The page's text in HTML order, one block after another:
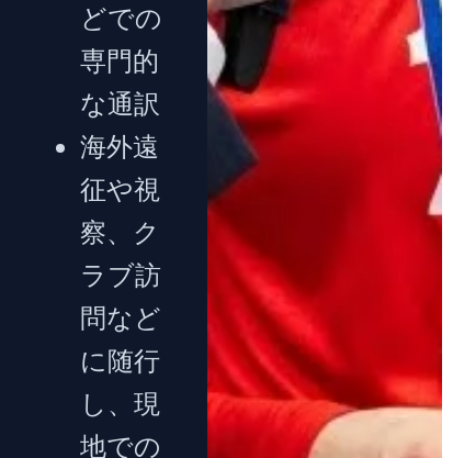
どでの
専門的
な通訳
海外遠
征や視
察、ク
ラブ訪
問など
に随行
し、現
地での